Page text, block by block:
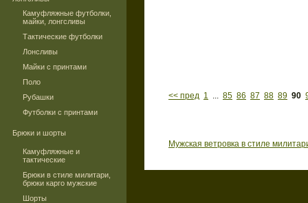
Камуфляжные футболки,
майки, лонгсливы
Тактические футболки
Лонсливы
Майки с принтами
Поло
Рубашки
Футболки с принтами
Брюки и шорты
Камуфляжные и
тактические
Брюки в стиле милитари,
брюки карго мужские
Шорты
<< пред 1 ... 85 86 87 88 89 90
Мужская ветровка в стиле